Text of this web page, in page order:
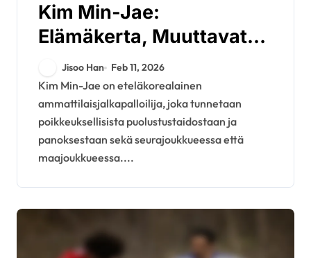
Kim Min-Jae:
Elämäkerta, Muuttavat
kokemukset,
Henkilökohtainen matka
Jisoo Han Feb 11, 2026
Kim Min-Jae on eteläkorealainen
ammattilaisjalkapalloilija, joka tunnetaan
poikkeuksellisista puolustustaidostaan ja
panoksestaan sekä seurajoukkueessa että
maajoukkueessa....